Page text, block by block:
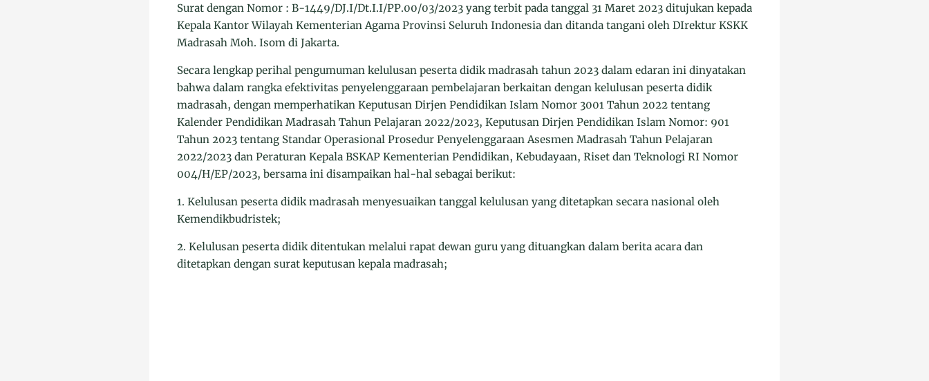
Surat dengan Nomor : B-1449/DJ.I/Dt.I.I/PP.00/03/2023 yang terbit pada tanggal 31 Maret 2023 ditujukan kepada
Kepala Kantor Wilayah Kementerian Agama Provinsi Seluruh Indonesia dan ditanda tangani oleh DIrektur KSKK
Madrasah Moh. Isom di Jakarta.
Secara lengkap perihal pengumuman kelulusan peserta didik madrasah tahun 2023 dalam edaran ini dinyatakan
bahwa dalam rangka efektivitas penyelenggaraan pembelajaran berkaitan dengan kelulusan peserta didik
madrasah, dengan memperhatikan Keputusan Dirjen Pendidikan Islam Nomor 3001 Tahun 2022 tentang
Kalender Pendidikan Madrasah Tahun Pelajaran 2022/2023, Keputusan Dirjen Pendidikan Islam Nomor: 901
Tahun 2023 tentang Standar Operasional Prosedur Penyelenggaraan Asesmen Madrasah Tahun Pelajaran
2022/2023 dan Peraturan Kepala BSKAP Kementerian Pendidikan, Kebudayaan, Riset dan Teknologi RI Nomor
004/H/EP/2023, bersama ini disampaikan hal-hal sebagai berikut:
1. Kelulusan peserta didik madrasah menyesuaikan tanggal kelulusan yang ditetapkan secara nasional oleh
Kemendikbudristek;
2. Kelulusan peserta didik ditentukan melalui rapat dewan guru yang dituangkan dalam berita acara dan
ditetapkan dengan surat keputusan kepala madrasah;